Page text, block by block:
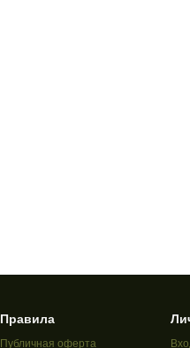
Правила
Публичная оферта